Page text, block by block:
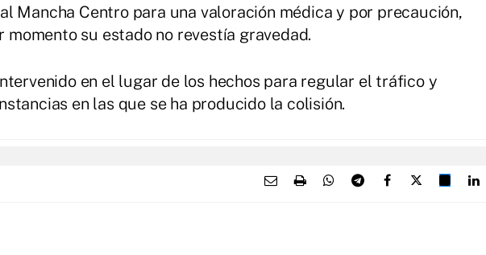
Mancha Centro para una valoración médica y por precaución,
momento su estado no revestía gravedad.
en el lugar de los hechos para regular el tráfico y
en las que se ha producido la colisión.